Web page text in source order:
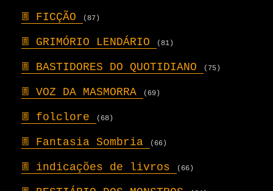
𖣍 FICÇÃO (87)
𖣍 GRIMÓRIO LENDÁRIO (81)
𖣍 BASTIDORES DO QUOTIDIANO (75)
𖣍 VOZ DA MASMORRA (69)
𖣍 folclore (68)
𖣍 Fantasia Sombria (66)
𖣍 indicações de livros (66)